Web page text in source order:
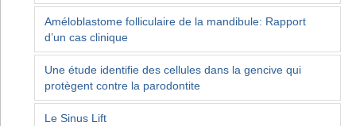
Améloblastome folliculaire de la mandibule: Rapport
d’un cas clinique
Une étude identifie des cellules dans la gencive qui
protègent contre la parodontite
Le Sinus Lift